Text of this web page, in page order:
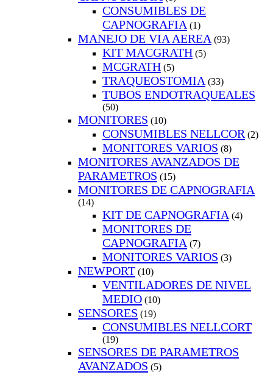
CONSUMIBLES DE
CAPNOGRAFIA (1)
MANEJO DE VIA AEREA (93)
KIT MACGRATH (5)
MCGRATH (5)
TRAQUEOSTOMIA (33)
TUBOS ENDOTRAQUEALES
(50)
MONITORES (10)
CONSUMIBLES NELLCOR (2)
MONITORES VARIOS (8)
MONITORES AVANZADOS DE
PARAMETROS (15)
MONITORES DE CAPNOGRAFIA
(14)
KIT DE CAPNOGRAFIA (4)
MONITORES DE
CAPNOGRAFIA (7)
MONITORES VARIOS (3)
NEWPORT (10)
VENTILADORES DE NIVEL
MEDIO (10)
SENSORES (19)
CONSUMIBLES NELLCORT
(19)
SENSORES DE PARAMETROS
AVANZADOS (5)